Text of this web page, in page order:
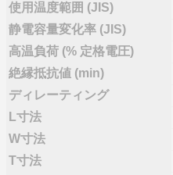
使用温度範囲 (JIS)
静電容量変化率 (JIS)
高温負荷 (% 定格電圧)
絶縁抵抗値 (min)
ディレーティング
L寸法
W寸法
T寸法